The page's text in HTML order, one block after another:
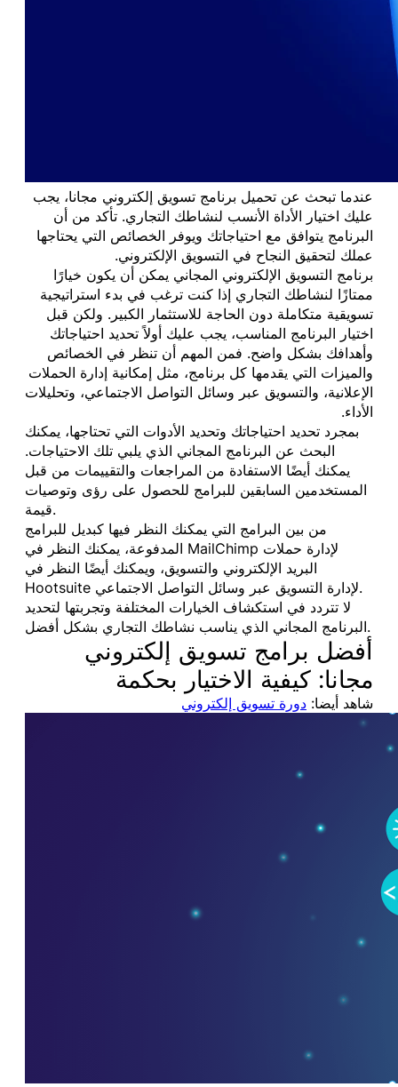
عندما تبحث عن تحميل برنامج تسويق إلكتروني مجانا، يجب
عليك اختيار الأداة الأنسب لنشاطك التجاري. تأكد من أن
البرنامج يتوافق مع احتياجاتك ويوفر الخصائص التي يحتاجها
عملك لتحقيق النجاح في التسويق الإلكتروني.
برنامج التسويق الإلكتروني المجاني يمكن أن يكون خيارًا
ممتازًا لنشاطك التجاري إذا كنت ترغب في بدء استراتيجية
تسويقية متكاملة دون الحاجة للاستثمار الكبير. ولكن قبل
اختيار البرنامج المناسب، يجب عليك أولاً تحديد احتياجاتك
وأهدافك بشكل واضح. فمن المهم أن تنظر في الخصائص
والميزات التي يقدمها كل برنامج، مثل إمكانية إدارة الحملات
الإعلانية، والتسويق عبر وسائل التواصل الاجتماعي، وتحليلات
الأداء.
بمجرد تحديد احتياجاتك وتحديد الأدوات التي تحتاجها، يمكنك
البحث عن البرنامج المجاني الذي يلبي تلك الاحتياجات.
يمكنك أيضًا الاستفادة من المراجعات والتقييمات من قبل
المستخدمين السابقين للبرامج للحصول على رؤى وتوصيات
قيمة.
من بين البرامج التي يمكنك النظر فيها كبديل للبرامج
المدفوعة، يمكنك النظر في MailChimp لإدارة حملات
البريد الإلكتروني والتسويق، ويمكنك أيضًا النظر في
Hootsuite لإدارة التسويق عبر وسائل التواصل الاجتماعي.
لا تتردد في استكشاف الخيارات المختلفة وتجربتها لتحديد
البرنامج المجاني الذي يناسب نشاطك التجاري بشكل أفضل.
أفضل برامج تسويق إلكتروني
مجانا: كيفية الاختيار بحكمة
شاهد أيضا: دورة تسويق إلكتروني